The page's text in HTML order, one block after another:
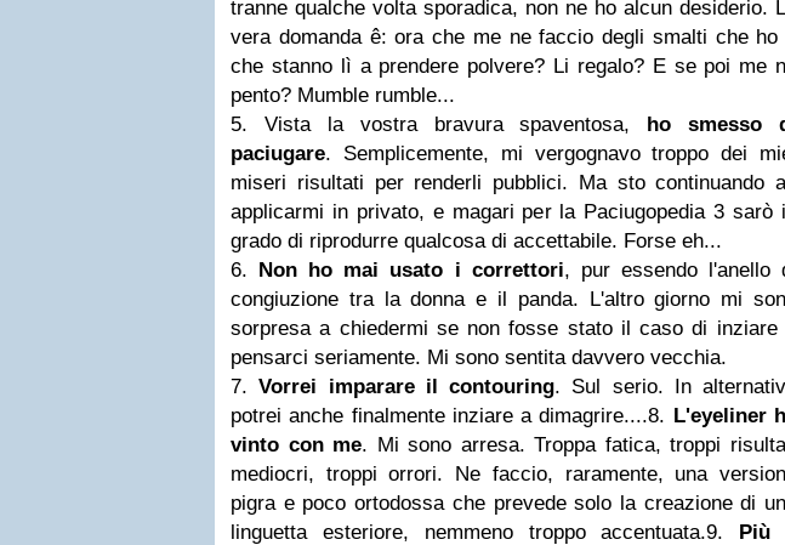
tranne qualche volta sporadica, non ne ho alcun desiderio.
vera domanda ê: ora che me ne faccio degli smalti che ho
che stanno lì a prendere polvere? Li regalo? E se poi me
pento? Mumble rumble...
5. Vista la vostra bravura spaventosa, ho smesso
paciugare. Semplicemente, mi vergognavo troppo dei
miseri risultati per renderli pubblici. Ma sto continuando
applicarmi in privato, e magari per la Paciugopedia 3 sarò
grado di riprodurre qualcosa di accettabile. Forse eh...
6. Non ho mai usato i correttori, pur essendo l'anello
congiuzione tra la donna e il panda. L'altro giorno mi
sorpresa a chiedermi se non fosse stato il caso di inziare
pensarci seriamente. Mi sono sentita davvero vecchia.
7.Vorrei imparare il contouring. Sul serio. In
potrei anche finalmente inziare a dimagrire....8. L'eyeliner
vinto con me. Mi sono arresa. Troppa fatica, troppi
mediocri, troppi orrori. Ne faccio, raramente, una
pigra e poco ortodossa che prevede solo la creazione di
linguetta esteriore, nemmeno troppo accentuata.9. Più